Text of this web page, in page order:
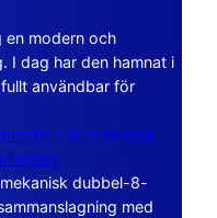
en modern och
I dag har den hamnat i
användbar för
– en mekanisk
dubbel-8-
med